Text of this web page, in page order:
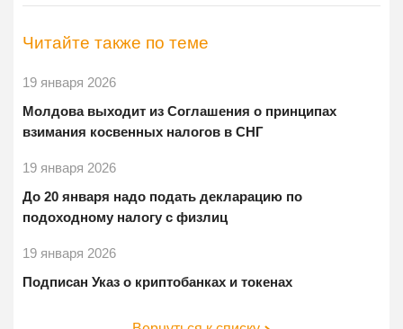
Читайте также по теме
19 января 2026
Молдова выходит из Соглашения о принципах
взимания косвенных налогов в СНГ
19 января 2026
До 20 января надо подать декларацию по
подоходному налогу с физлиц
19 января 2026
Подписан Указ о криптобанках и токенах